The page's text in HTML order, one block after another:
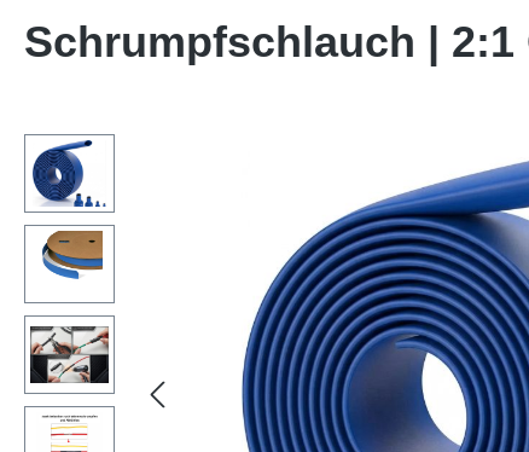
Schrumpfschlauch | 2:1
Bildergalerie überspringen